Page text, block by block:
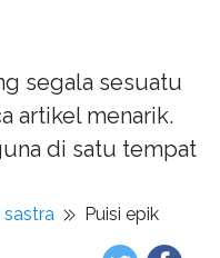
segala sesuatu
artikel menarik.
di satu tempat
sastra Puisi epik